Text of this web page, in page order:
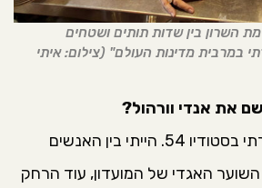
השרון בין שדות תותים ושטחים
במרבית מדינות העולם" (צילום: איתי
את אנדי וורהול?
"את אנדי וורהול הכרתי בסטודיו 54. הייתי בין האנשים
האגדי של המועדון, עוד הרחק